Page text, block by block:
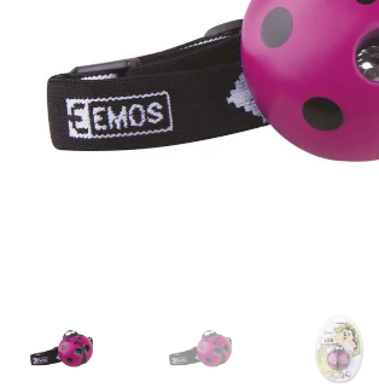
produkty
Rozbaliť
podradené
menu